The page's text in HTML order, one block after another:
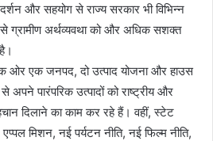
और सहयोग से राज्य सरकार भी विभिन्न
ग्रामीण अर्थव्यवथा को और अधिक सशक्त
ओर एक जनपद, दो उत्पाद योजना और हाउस
अपने पारंपरिक उत्पादों को राष्ट्रीय और
दिलाने का काम कर रहे हैं। वहीं, स्टेट
मिशन, नई पर्यटन नीति, नई फिल्म नीति,